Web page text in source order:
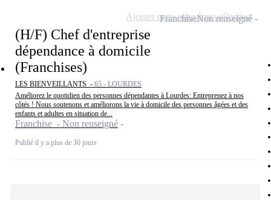
(H/F) Chef d'entreprise
dépendance à domicile
(Franchises)
LES BIENVEILLANTS - 65 - LOURDES
Améliorez le quotidien des personnes dépendantes à Lourdes: Entreprenez à nos
côtés ! Nous soutenons et améliorons la vie à domicile des personnes âgées et des
enfants et adultes en situation de...
Franchise - Non renseigné
Publié il y a plus de 30 jours
FranchiseNon renseigné
Ajouter cette offre à ma sélection